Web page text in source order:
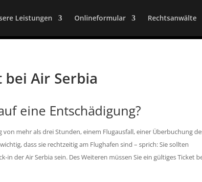
Leistungen Onlineformular Rechtsanwälte
Air Serbia
eine Entschädigung?
mehr als drei Stunden, einem Flugausfall, einer Überbuchung
dass sie rechtzeitig am Flughafen sind – sprich: Sie sollten
der Air Serbia sein. Des Weiteren müssen Sie ein gültiges Ticket